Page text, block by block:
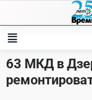
content
63 МКД в